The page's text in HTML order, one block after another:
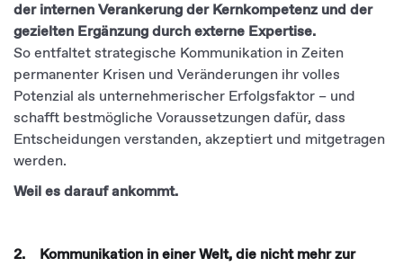
der internen Verankerung der Kernkompetenz und der
gezielten Ergänzung durch externe Expertise.
So entfaltet strategische Kommunikation in Zeiten
permanenter Krisen und Veränderungen ihr volles
Potenzial als unternehmerischer Erfolgsfaktor – und
schafft bestmögliche Voraussetzungen dafür, dass
Entscheidungen verstanden, akzeptiert und mitgetragen
werden.
Weil es darauf ankommt.
2. Kommunikation in einer Welt, die nicht mehr zur